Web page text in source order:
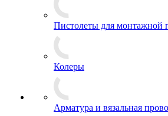
Пистолеты для монтажной
Колеры
Арматура и вязальная